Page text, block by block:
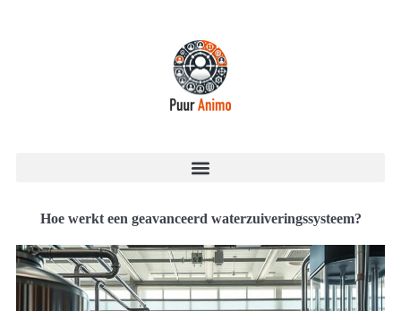
Hoe werkt een geavanceerd waterzuiveringssysteem?